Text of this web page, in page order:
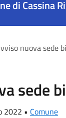
di Cassina
nuova sede
sede
2022 • Comune